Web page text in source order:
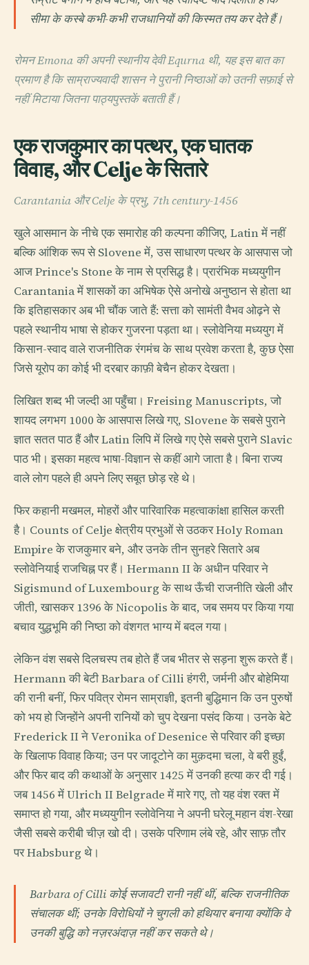
सीमा के कस्बे कभी-कभी राजधानियों की किस्मत तय कर देते हैं।
रोमन Emona की अपनी स्थानीय देवी Equrna थी, यह इस बात का
प्रमाण है कि साम्राज्यवादी शासन ने पुरानी निष्ठाओं को उतनी सफ़ाई से
नहीं मिटाया जितना पाठ्यपुस्तकें बताती हैं।
एक राजकुमार का पत्थर, एक घातक
विवाह, और Celje के सितारे
Carantania और Celje के प्रभु, 7th century-1456
खुले आसमान के नीचे एक समारोह की कल्पना कीजिए, Latin में नहीं
बल्कि आंशिक रूप से Slovene में, उस साधारण पत्थर के आसपास जो
आज Prince's Stone के नाम से प्रसिद्ध है। प्रारंभिक मध्ययुगीन
Carantania में शासकों का अभिषेक ऐसे अनोखे अनुष्ठान से होता था
कि इतिहासकार अब भी चौंक जाते हैं: सत्ता को सामंती वैभव ओढ़ने से
पहले स्थानीय भाषा से होकर गुजरना पड़ता था। स्लोवेनिया मध्ययुग में
किसान-स्वाद वाले राजनीतिक रंगमंच के साथ प्रवेश करता है, कुछ ऐसा
जिसे यूरोप का कोई भी दरबार काफ़ी बेचैन होकर देखता।
लिखित शब्द भी जल्दी आ पहुँचा। Freising Manuscripts, जो
शायद लगभग 1000 के आसपास लिखे गए, Slovene के सबसे पुराने
ज्ञात सतत पाठ हैं और Latin लिपि में लिखे गए ऐसे सबसे पुराने Slavic
पाठ भी। इसका महत्व भाषा-विज्ञान से कहीं आगे जाता है। बिना राज्य
वाले लोग पहले ही अपने लिए सबूत छोड़ रहे थे।
फिर कहानी मखमल, मोहरों और पारिवारिक महत्वाकांक्षा हासिल करती
है। Counts of Celje क्षेत्रीय प्रभुओं से उठकर Holy Roman
Empire के राजकुमार बने, और उनके तीन सुनहरे सितारे अब
स्लोवेनियाई राजचिह्न पर हैं। Hermann II के अधीन परिवार ने
Sigismund of Luxembourg के साथ ऊँची राजनीति खेली और
जीती, खासकर 1396 के Nicopolis के बाद, जब समय पर किया गया
बचाव युद्धभूमि की निष्ठा को वंशगत भाग्य में बदल गया।
लेकिन वंश सबसे दिलचस्प तब होते हैं जब भीतर से सड़ना शुरू करते हैं।
Hermann की बेटी Barbara of Cilli हंगरी, जर्मनी और बोहेमिया
की रानी बनीं, फिर पवित्र रोमन साम्राज्ञी, इतनी बुद्धिमान कि उन पुरुषों
को भय हो जिन्होंने अपनी रानियों को चुप देखना पसंद किया। उनके बेटे
Frederick II ने Veronika of Desenice से परिवार की इच्छा
के खिलाफ विवाह किया; उन पर जादूटोने का मुक़दमा चला, वे बरी हुईं,
और फिर बाद की कथाओं के अनुसार 1425 में उनकी हत्या कर दी गई।
जब 1456 में Ulrich II Belgrade में मारे गए, तो यह वंश रक्त में
समाप्त हो गया, और मध्ययुगीन स्लोवेनिया ने अपनी घरेलू महान वंश-रेखा
जैसी सबसे करीबी चीज़ खो दी। उसके परिणाम लंबे रहे, और साफ़ तौर
पर Habsburg थे।
Barbara of Cilli कोई सजावटी रानी नहीं थीं, बल्कि राजनीतिक
संचालक थीं; उनके विरोधियों ने चुगली को हथियार बनाया क्योंकि वे
उनकी बुद्धि को नज़रअंदाज़ नहीं कर सकते थे।